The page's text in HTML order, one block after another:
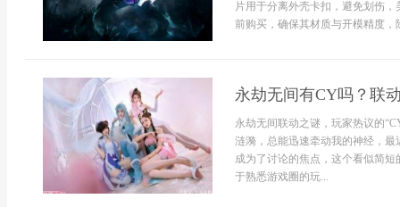
片用于分离外壳卡扣，避免划伤
前购买，确保其材质与开模精度
永劫无间有CY吗？联
永劫无间联动之谜，玩家热议的
涟漪，总能迅速牵动我的神经，
成为了讨论的焦点，这个看似简
于熟悉游戏圈的玩...